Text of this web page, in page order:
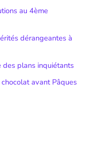
au 4ème
dérangeantes à
des plans inquiétants
avant Pâques